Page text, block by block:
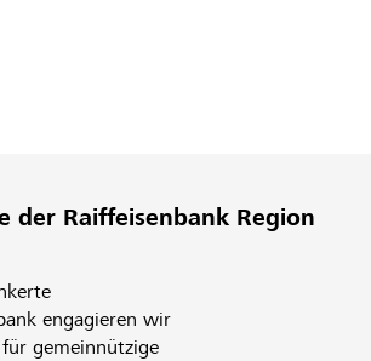
der Raiffeisenbank Region
engagieren wir
gemeinnützige